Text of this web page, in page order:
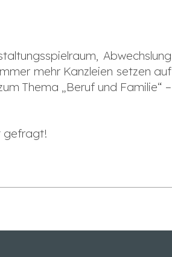
Abwechslung
mehr Kanzleien setzen auf
Thema „Beruf und Familie“ –
gefragt!